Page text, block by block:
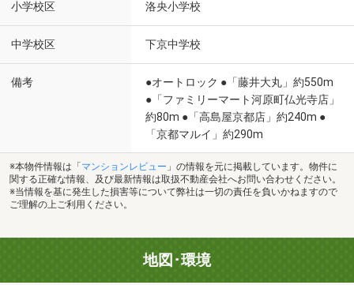
小学校区 洛央小学校
中学校区 下京中学校
備考
●オートロック ●「藤井大丸」約550m
●「ファミリーマート河原町仏光寺店」
約80m ●「高島屋京都店」約240m ●
「京都マルイ」約290m
※本物件情報は「 マンションレビュー 」の情報を元に掲載しています。物件に
関する正確な情報、及び最新情報は取扱不動産会社へお問い合わせください。
※当情報を基に発生した損害等について弊社は一切の責任を負いかねますので
ご理解の上ご利用ください。
地図･環境